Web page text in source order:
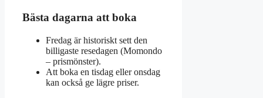
Bästa dagarna att boka
Fredag är historiskt sett den
billigaste resedagen (Momondo
– prismönster).
Att boka en tisdag eller onsdag
kan också ge lägre priser.